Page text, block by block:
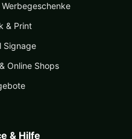
& Print
Signage
Online Shops
& Hilfe